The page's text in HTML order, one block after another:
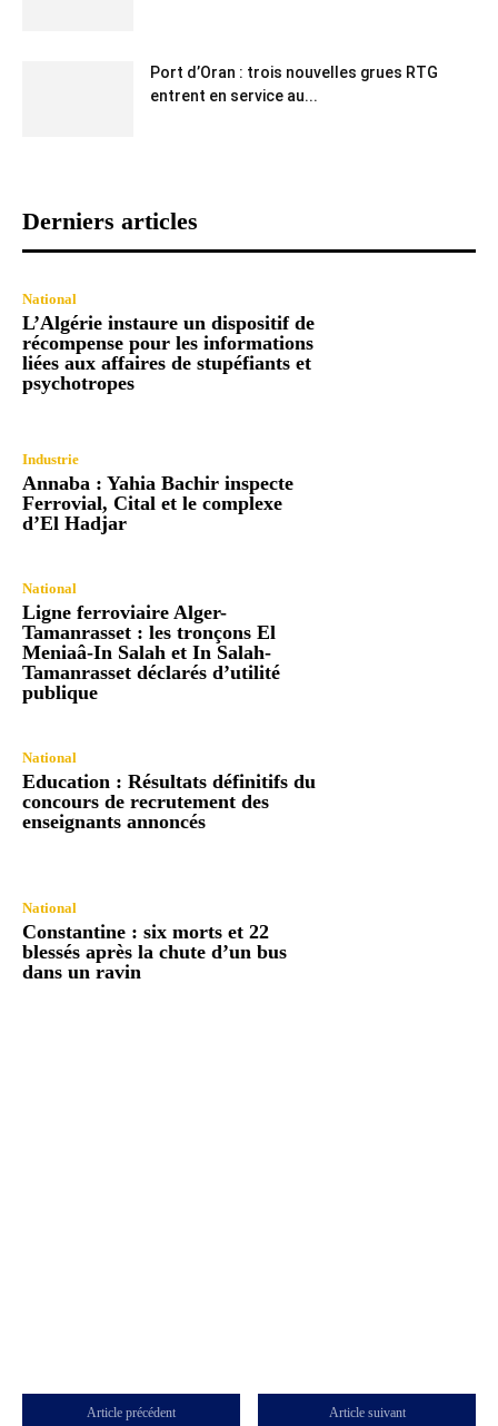
Port d’Oran : trois nouvelles grues RTG
entrent en service au...
Derniers articles
National
L’Algérie instaure un dispositif de
récompense pour les informations
liées aux affaires de stupéfiants et
psychotropes
Industrie
Annaba : Yahia Bachir inspecte
Ferrovial, Cital et le complexe
d’El Hadjar
National
Ligne ferroviaire Alger-
Tamanrasset : les tronçons El
Meniaâ-In Salah et In Salah-
Tamanrasset déclarés d’utilité
publique
National
Education : Résultats définitifs du
concours de recrutement des
enseignants annoncés
National
Constantine : six morts et 22
blessés après la chute d’un bus
dans un ravin
Article précédent Article suivant